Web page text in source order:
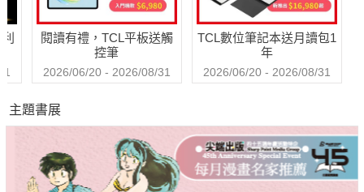
張張是王牌，個個出狀況！
【濃情巧克力】瑞典名導萊思霍斯壯最新浪漫佳作。
◆黑暗騎士：黎明昇起
◆吸血鬼獵人：林肯總統
他是美國第16任總統，同時也是美國的第一位超級英雄。
閱讀有禮，TCL平板送觸
控筆
2026/06/20 - 2026/08/31
TCL數位筆記本送月讀包1
年
2026/06/20 - 2026/08/31
主題書展